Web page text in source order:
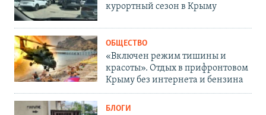
курортный сезон в Крыму
ОБЩЕСТВО
«Включен режим тишины и
красоты». Отдых в прифронтовом
Крыму без интернета и бензина
БЛОГИ